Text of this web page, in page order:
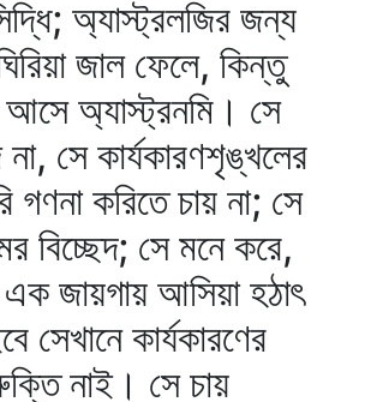
অ্যাস্ট্রলজির জন্য
জাল ফেলে, কিন্তু
আসে অ্যাস্ট্রনমি। সে
সে কার্যকারণশৃঙ্খলের
গণনা করিতে চায় না; সে
বিচ্ছেদ; সে মনে করে,
জায়গায় আসিয়া হঠাৎ
সেখানে কার্যকারণের
নাই। সে চায়